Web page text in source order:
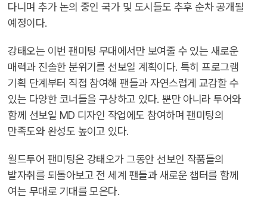
다니며 추가 논의 중인 국가 및 도시들도 추후 순차 공개될
예정이다.
강태오는 이번 팬미팅 무대에서만 보여줄 수 있는 새로운
매력과 진솔한 분위기를 선보일 계획이다. 특히 프로그램
기획 단계부터 직접 참여해 팬들과 자연스럽게 교감할 수
있는 다양한 코너들을 구상하고 있다. 뿐만 아니라 투어와
함께 선보일 MD 디자인 작업에도 참여하며 팬미팅의
만족도와 완성도 높이고 있다.
월드투어 팬미팅은 강태오가 그동안 선보인 작품들의
발자취를 되돌아보고 전 세계 팬들과 새로운 챕터를 함께
여는 무대로 기대를 모은다.